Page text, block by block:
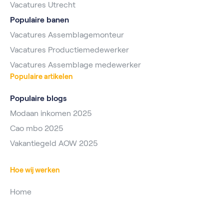
Vacatures Utrecht
Populaire banen
Vacatures Assemblagemonteur
Vacatures Productiemedewerker
Vacatures Assemblage medewerker
Populaire artikelen
Populaire blogs
Modaan inkomen 2025
Cao mbo 2025
Vakantiegeld AOW 2025
Hoe wij werken
Home